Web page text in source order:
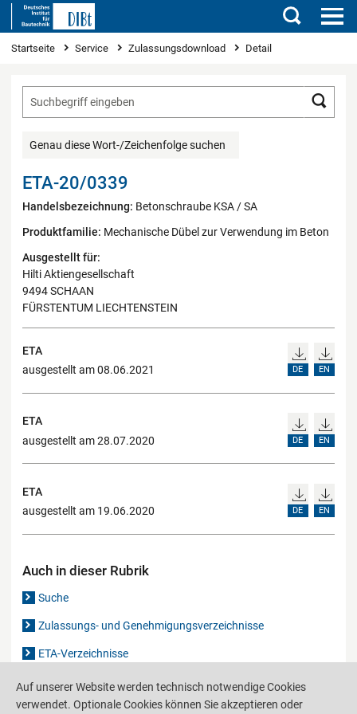
Suchen
Sie sind hier
Startseite Service Zulassungsdownload Detail
Genau diese Wort-/Zeichenfolge suchen
ETA-20/0339
Handelsbezeichnung: Betonschraube KSA / SA
Produktfamilie: Mechanische Dübel zur Verwendung im Beton
Ausgestellt für:
Hilti Aktiengesellschaft
9494 SCHAAN
FÜRSTENTUM LIECHTENSTEIN
ETA
ausgestellt am 08.06.2021
DE EN
ETA
ausgestellt am 28.07.2020
DE EN
ETA
ausgestellt am 19.06.2020
DE EN
Auch in dieser Rubrik
Suche
Zulassungs- und Genehmigungsverzeichnisse
ETA-Verzeichnisse
Gutachten-Verzeichnis
Auf unserer Website werden technisch notwendige Cookies
verwendet. Optionale Cookies können Sie akzeptieren oder